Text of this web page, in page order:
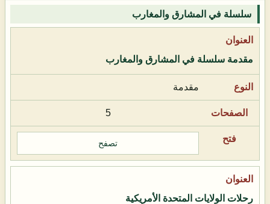
سلسلة في المشارق والمغارب
مقدمة سلسلة في المشارق والمغارب
مقدمة
5
تصفح
رحلات الولايات المتحدة الأمريكية